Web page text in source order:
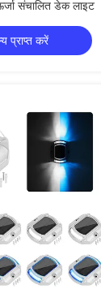
संचालित डेक लाइट
प्राप्त करें